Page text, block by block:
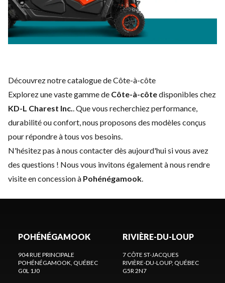
Découvrez notre catalogue de Côte-à-côte
Explorez une vaste gamme de Côte-à-côtedisponibles chez
KD-L Charest Inc.. Que vous recherchiez performance,
durabilité ou confort, nous proposons des modèles conçus
pour répondre à tous vos besoins.
N'hésitez pas ànous contacterdès aujourd'hui si vous avez
des questions ! Nous vous invitons également à nous rendre
visite en concession à Pohénégamook.
POHÉNÉGAMOOK
904 RUE PRINCIPALE
POHÉNÉGAMOOK, QUÉBEC
G0L 1J0
RIVIÈRE-DU-LOUP
7 CÔTE ST-JACQUES
RIVIÈRE-DU-LOUP, QUÉBEC
G5R 2N7